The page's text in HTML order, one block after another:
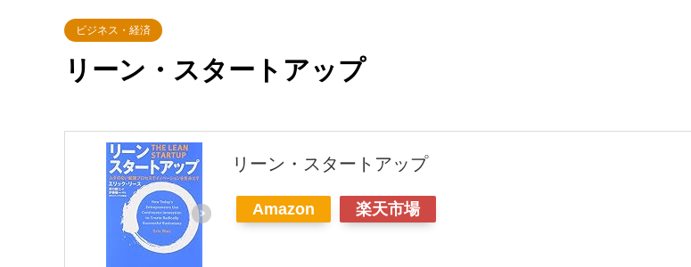
ビジネス・経済
リーン・スタートアップ
リーン・スタートアップ
Amazon 楽天市場